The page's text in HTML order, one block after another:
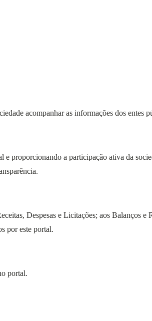
acompanhar as informações dos entes
proporcionando a participação ativa da
Despesas e Licitações; aos Balanços
por este portal.
portal.